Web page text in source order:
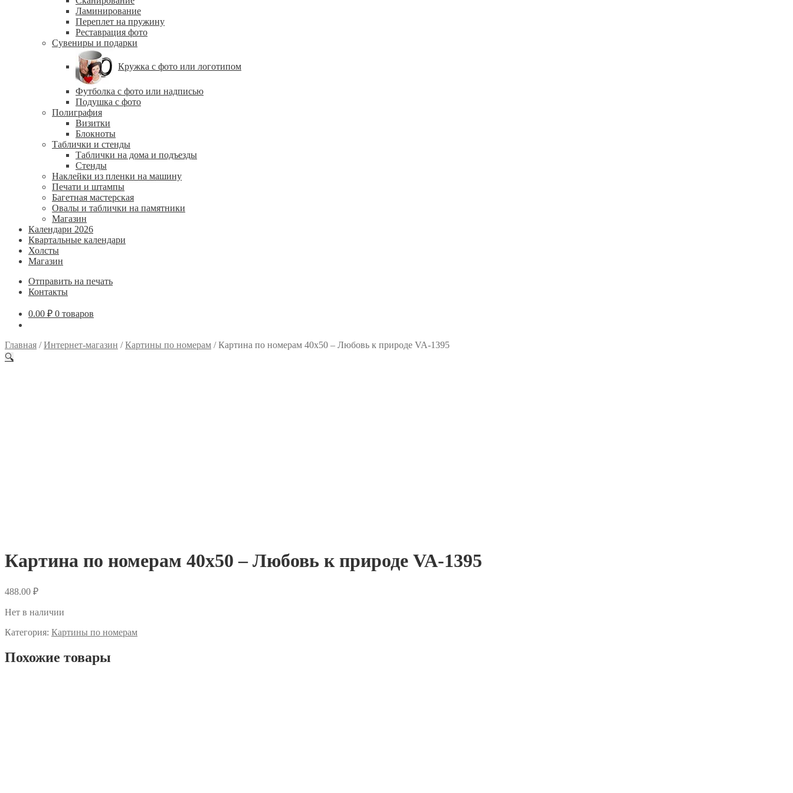
Ламинирование
Переплет на пружину
Реставрация фото
Сувениры и подарки
Кружка с фото или логотипом
Футболка с фото или надписью
Подушка с фото
Полиграфия
Визитки
Блокноты
Таблички и стенды
Таблички на дома и подъезды
Стенды
Наклейки из пленки на машину
Печати и штампы
Багетная мастерская
Овалы и таблички на памятники
Магазин
Календари 2026
Квартальные календари
Холсты
Магазин
Отправить на печать
Контакты
0.00 ₽ 0 товаров
Главная /Интернет-магазин /Картины по номерам /Картина по номерам 40х50 – Любовь к природе VA-1395
🔍
Картина по номерам 40х50 – Любовь к природе VA-1395
488.00 ₽
Нет в наличии
Категория: Картины по номерам
Похожие товары